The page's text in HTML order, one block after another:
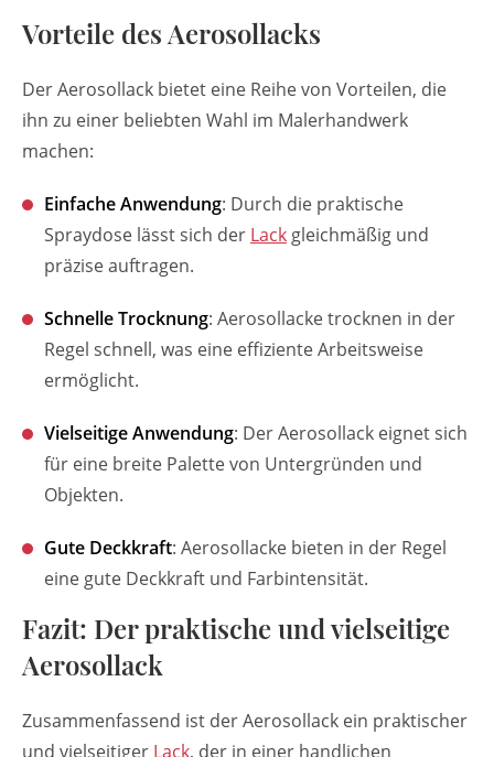
Vorteile des Aerosollacks
Der Aerosollack bietet eine Reihe von Vorteilen, die
ihn zu einer beliebten Wahl im Malerhandwerk
machen:
Einfache Anwendung: Durch die praktische
Spraydose lässt sich der Lack gleichmäßig und
präzise auftragen.
Schnelle Trocknung: Aerosollacke trocknen in der
Regel schnell, was eine effiziente Arbeitsweise
ermöglicht.
Vielseitige Anwendung: Der Aerosollack eignet sich
für eine breite Palette von Untergründen und
Objekten.
Gute Deckkraft: Aerosollacke bieten in der Regel
eine gute Deckkraft und Farbintensität.
Fazit: Der praktische und vielseitige
Aerosollack
Zusammenfassend ist der Aerosollack ein praktischer
und vielseitiger Lack, der in einer handlichen